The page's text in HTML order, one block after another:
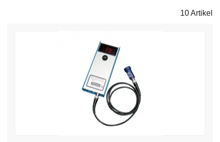
10 Artikel